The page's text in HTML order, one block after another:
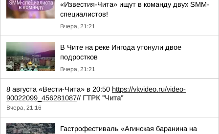
«Известия-Чита» ищут в команду двух SMM-
специалистов!
Вчера, 21:21
В Чите на реке Ингода утонули двое
подростков
Вчера, 21:21
8 августа «Вести-Чита» в 20:50 https://vkvideo.ru/video-
90022099_456281087// ГТРК "Чита"
Вчера, 21:16
Гастрофестиваль «Агинская баранина на